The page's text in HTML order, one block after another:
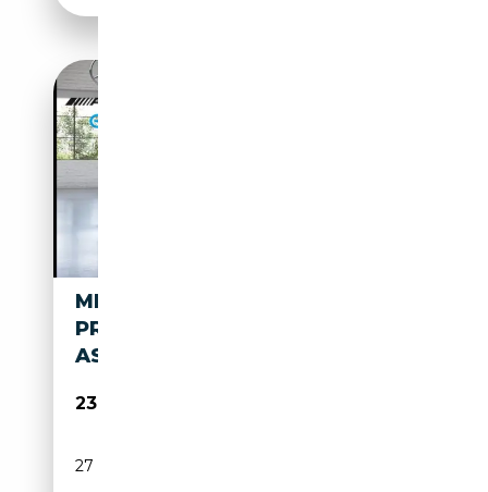
MERCEDES-BENZ B 250 E
PROGRESSIVE/LED/KAMERA/E
ASY-PACK/SHZ/17"
23 990€
27 293 km